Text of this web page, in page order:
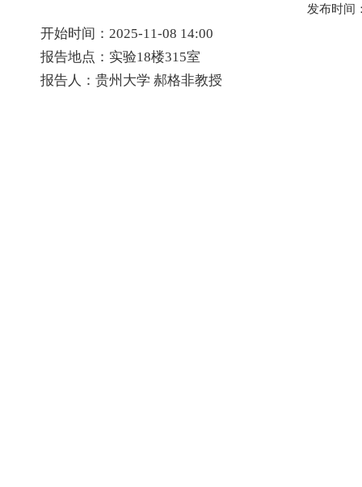
发布时间
开始时间：2025-11-08 14:00
报告地点：实验18楼315室
报告人：贵州大学 郝格非教授